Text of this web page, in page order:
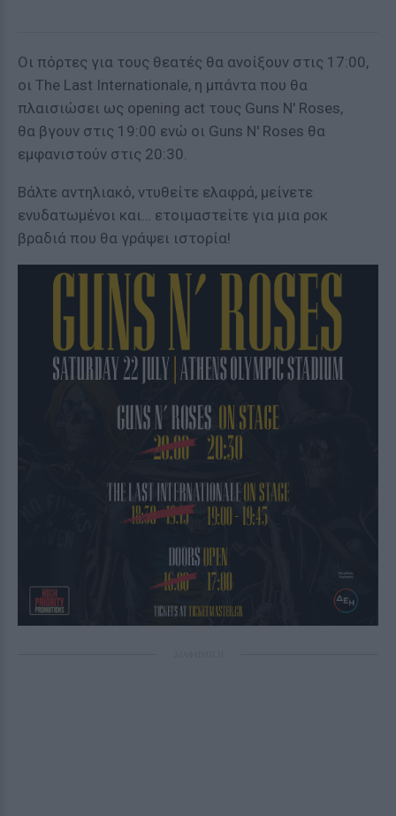
Οι πόρτες για τους θεατές θα ανοίξουν στις 17:00,
οι The Last Internationale, η μπάντα που θα
πλαισιώσει ως opening act τους Guns N' Roses,
θα βγουν στις 19:00 ενώ οι Guns N' Roses θα
εμφανιστούν στις 20:30.
Βάλτε αντηλιακό, ντυθείτε ελαφρά, μείνετε
ενυδατωμένοι και… ετοιμαστείτε για μια ροκ
βραδιά που θα γράψει ιστορία!